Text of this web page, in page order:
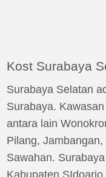
Kost Surabaya
Surabaya Selatan
Surabaya.
antara lain
Pilang,
Sawahan.
Kabupaten